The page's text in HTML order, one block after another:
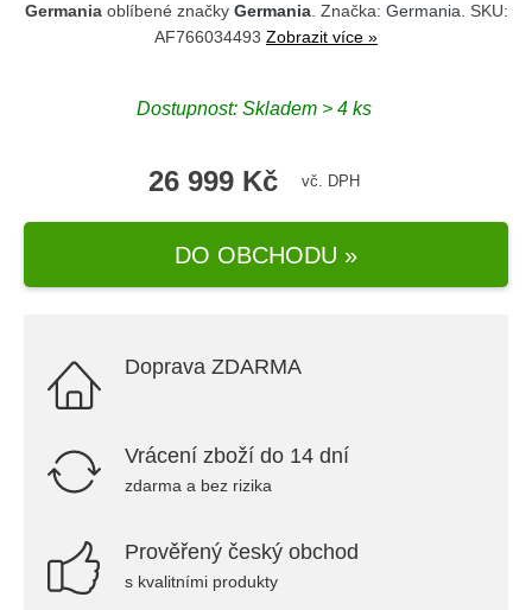
Germaniaoblíbené značky Germania. Značka: Germania . SKU:
AF766034493 Zobrazit více »
Dostupnost: Skladem > 4 ks
26 999 Kč vč. DPH
DO OBCHODU »
Doprava ZDARMA
Vrácení zboží do 14 dní
zdarma a bez rizika
Prověřený český obchod
s kvalitními produkty